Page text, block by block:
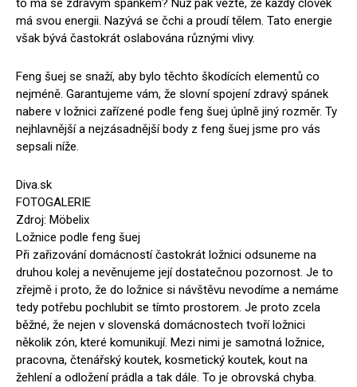
to má se zdravým spánkem? Nuž pak vězte, že každý člověk
má svou energii. Nazývá se čchi a proudí tělem. Tato energie
však bývá častokrát oslabována různými vlivy.
Feng šuej se snaží, aby bylo těchto škodících elementů co
nejméně. Garantujeme vám, že slovní spojení zdravý spánek
nabere v ložnici zařízené podle feng šuej úplně jiný rozměr. Ty
nejhlavnější a nejzásadnější body z feng šuej jsme pro vás
sepsali níže.
Diva.sk
FOTOGALERIE
Zdroj: Möbelix
Ložnice podle feng šuej
Při zařizování domácností častokrát ložnici odsuneme na
druhou kolej a nevěnujeme její dostatečnou pozornost. Je to
zřejmě i proto, že do ložnice si návštěvu nevodíme a nemáme
tedy potřebu pochlubit se tímto prostorem. Je proto zcela
běžné, že nejen v slovenská domácnostech tvoří ložnici
několik zón, které komunikují. Mezi nimi je samotná ložnice,
pracovna, čtenářský koutek, kosmetický koutek, kout na
žehlení a odložení prádla a tak dále. To je obrovská chyba.